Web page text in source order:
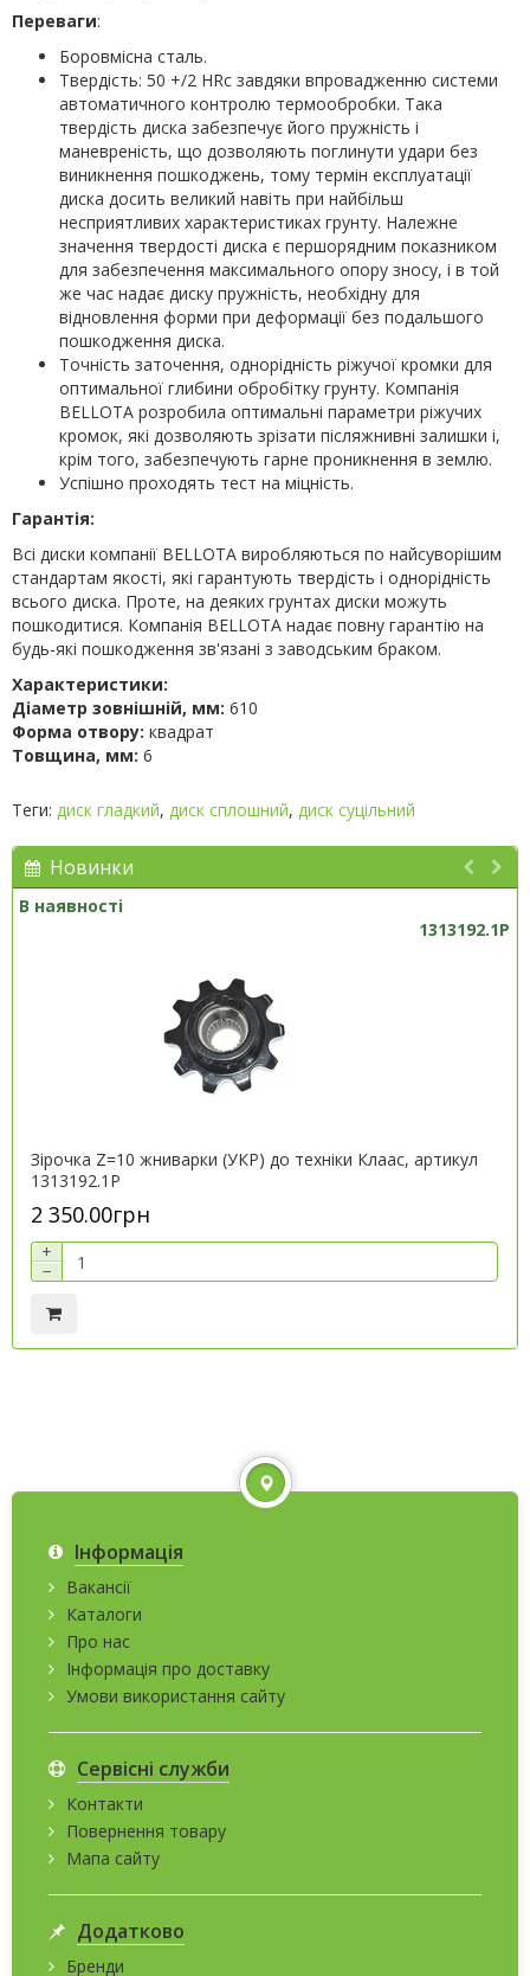
Переваги:
Боровмісна сталь.
Твердість: 50 +/2 HRc завдяки впровадженню системи
автоматичного контролю термообробки. Така
твердість диска забезпечує його пружність і
маневреність, що дозволяють поглинути удари без
виникнення пошкоджень, тому термін експлуатації
диска досить великий навіть при найбільш
несприятливих характеристиках грунту. Належне
значення твердості диска є першорядним показником
для забезпечення максимального опору зносу, і в той
же час надає диску пружність, необхідну для
відновлення форми при деформації без подальшого
пошкодження диска.
Точність заточення, однорідність ріжучої кромки для
оптимальної глибини обробітку грунту. Компанія
BELLOTA розробила оптимальні параметри ріжучих
кромок, які дозволяють зрізати післяжнивні залишки і,
крім того, забезпечують гарне проникнення в землю.
Успішно проходять тест на міцність.
Гарантія:
Всі диски компанії BELLOTA виробляються по найсуворішим
стандартам якості, які гарантують твердість і однорідність
всього диска. Проте, на деяких грунтах диски можуть
пошкодитися. Компанія BELLOTA надає повну гарантію на
будь-які пошкодження зв'язані з заводським браком.
Характеристики:
Діаметр зовнішній, мм: 610
Форма отвору: квадрат
Товщина, мм: 6
Теги: диск гладкий, диск сплошний, диск суцільний
Новинки
В наявності
1313192.1P
Зірочка Z=10 жниварки (УКР) до техніки Клаас, артикул
1313192.1P
2 350.00грн
+
−
Інформація
Вакансії
Каталоги
Про нас
Інформація про доставку
Умови використання сайту
Сервісні служби
Контакти
Повернення товару
Мапа сайту
Додатково
Бренди